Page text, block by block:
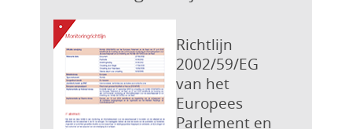
Richtlijn
2002/59/EG
van het
Europees
Parlement en